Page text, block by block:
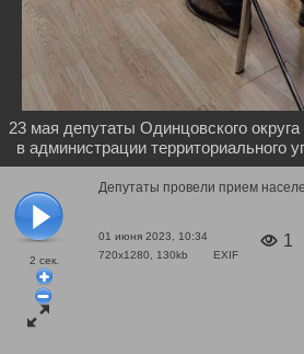
2 сек.
Депутаты провели прием
01 июня 2023, 10:34
720x1280, 130kb
EXIF
1
23 мая депутаты Одинцовского
в администрации территориального